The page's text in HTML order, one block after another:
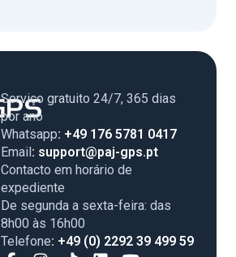
Serviço gratuito 24/7, 365 dias
por ano
Whatsapp: +49 176 5781 0417
Email: support@paj-gps.pt
Contacto em horário de
expediente
De segunda a sexta-feira: das
8h00 às 16h00
Telefone: +49 (0) 2292 39 499 59